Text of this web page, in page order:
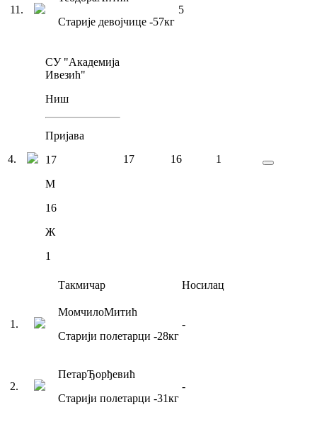
11 .
Старије девојчице -57кг
5
4.
СУ "Академија
Ивезић"
Ниш
Пријава
17
М
16
Ж
1
17 16 1
Такмичар Носилац
1 .
МомчилоМитић
Старији полетарци -28кг
-
2.
ПетарЂорђевић
Старији полетарци -31кг
-